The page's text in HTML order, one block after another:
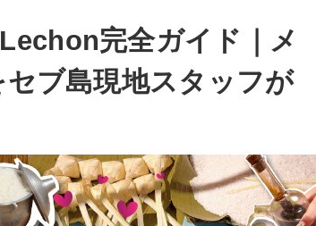
完全ガイド｜メ
ブ島現地スタッフが